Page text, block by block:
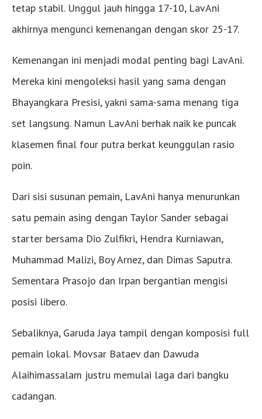
tetap stabil. Unggul jauh hingga 17-10, LavAni
akhirnya mengunci kemenangan dengan skor 25-17.
Kemenangan ini menjadi modal penting bagi LavAni.
Mereka kini mengoleksi hasil yang sama dengan
Bhayangkara Presisi, yakni sama-sama menang tiga
set langsung. Namun LavAni berhak naik ke puncak
klasemen final four putra berkat keunggulan rasio
poin.
Dari sisi susunan pemain, LavAni hanya menurunkan
satu pemain asing dengan Taylor Sander sebagai
starter bersama Dio Zulfikri, Hendra Kurniawan,
Muhammad Malizi, Boy Arnez, dan Dimas Saputra.
Sementara Prasojo dan Irpan bergantian mengisi
posisi libero.
Sebaliknya, Garuda Jaya tampil dengan komposisi full
pemain lokal. Movsar Bataev dan Dawuda
Alaihimassalam justru memulai laga dari bangku
cadangan.